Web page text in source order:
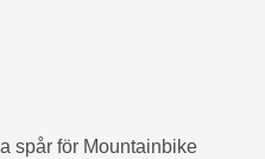
spår för Mountainbike